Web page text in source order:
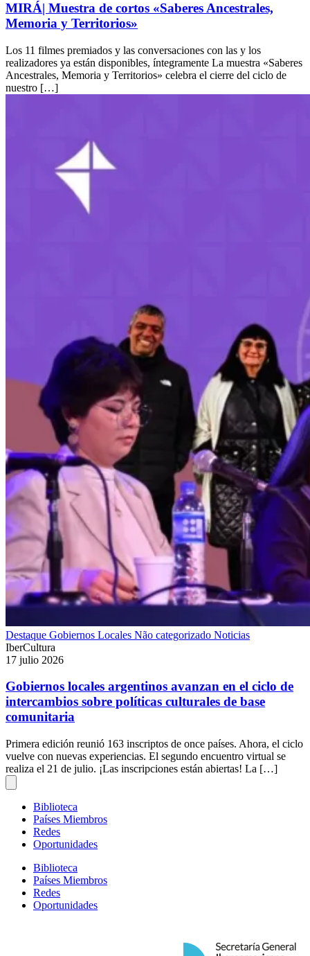
MIRÁ| Muestra de cortos «Saberes Ancestrales,
Memoria y Territorios»
Los 11 filmes premiados y las conversaciones con las y los
realizadores ya están disponibles, íntegramente La muestra «Saberes
Ancestrales, Memoria y Territorios» celebra el cierre del ciclo de
nuestro […]
Destaque Gobiernos Locales Não categorizado Noticias
IberCultura
17 julio 2026
Gobiernos locales argentinos avanzan en el ciclo de
intercambios sobre políticas culturales de base
comunitaria
Primera edición reunió 163 inscriptos de once países. Ahora, el ciclo
vuelve con nuevas experiencias. El segundo encuentro virtual se
realiza el 21 de julio. ¡Las inscripciones están abiertas! La […]
Biblioteca
Países Miembros
Redes
Oportunidades
Biblioteca
Países Miembros
Redes
Oportunidades